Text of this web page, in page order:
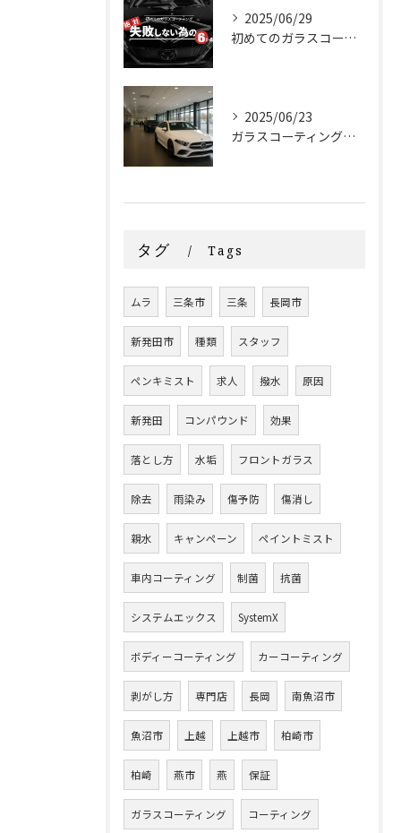
2025/06/29
初めてのガラスコーティング 絶対失敗しない為の『６か条』
2025/06/23
ガラスコーティングはディーラーと専門店どっちがいいの？
タグ Tags
ムラ 三条市 三条 長岡市
新発田市 種類 スタッフ
ペンキミスト 求人 撥水 原因
新発田 コンパウンド 効果
落とし方 水垢 フロントガラス
除去 雨染み 傷予防 傷消し
親水 キャンペーン ペイントミスト
車内コーティング 制菌 抗菌
システムエックス SystemX
ボディーコーティング カーコーティング
剥がし方 専門店 長岡 南魚沼市
魚沼市 上越 上越市 柏崎市
柏崎 燕市 燕 保証
ガラスコーティング コーティング